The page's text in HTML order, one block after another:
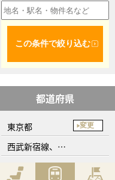
この条件で絞り込む
都道府県
東京都 変更
西武新宿線、武蔵関駅